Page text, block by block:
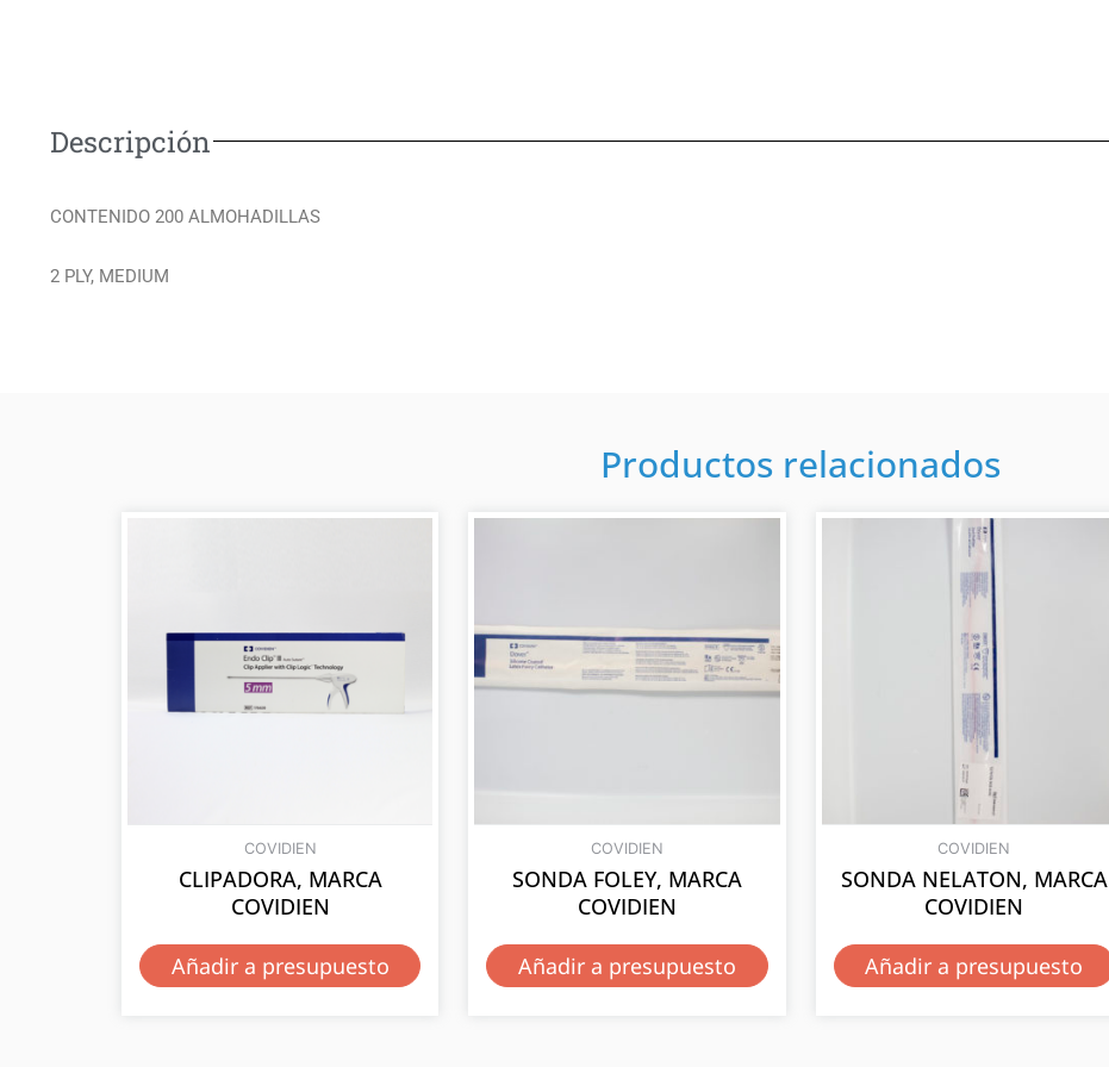
Descripción
CONTENIDO 200 ALMOHADILLAS
2 PLY, MEDIUM
Productos relacionados
COVIDIEN
CLIPADORA, MARCA
COVIDIEN
Añadir a presupuesto
COVIDIEN
SONDA FOLEY, MARCA
COVIDIEN
Añadir a presupuesto
COVIDIEN
SONDA NELATON, MARCA
COVIDIEN
Añadir a presupuesto